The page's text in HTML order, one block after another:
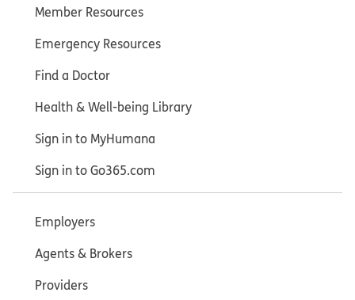
Member Resources
Emergency Resources
Find a Doctor
Health & Well-being Library
Sign in to MyHumana
Sign in to Go365.com
Employers
Agents & Brokers
Providers